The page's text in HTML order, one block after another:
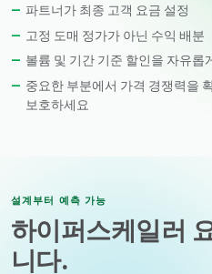
파트너가 최종 고객 요금 설정
고정 도매 정가가 아닌 수익 배분
볼륨 및 기간 기준 할인을 자유롭
중요한 부분에서 가격 경쟁력을
보호하세요
설계부터 예측 가능
하이퍼스케일러
니다.